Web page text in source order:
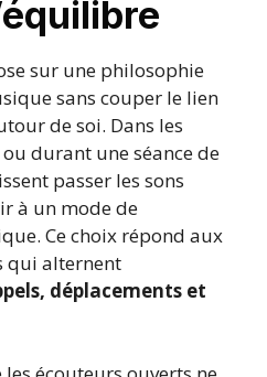
sur une philosophie
sans couper le lien
de soi. Dans les
durant une séance de
passer les sons
à un mode de
Ce choix répond aux
qui alternent
déplacements et